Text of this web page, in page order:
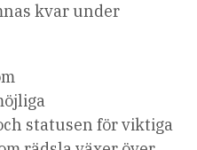
kvar under
statusen för viktiga